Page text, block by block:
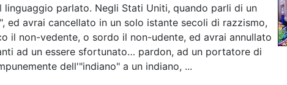
parlato. Negli Stati Uniti, quando parli di un
ed avrai cancellato in un solo istante secoli di razzismo,
il non-vedente, o sordo il non-udente, ed avrai annullato
ad un essere sfortunato… pardon, ad un portatore di
dell'"indiano" a un indiano, ...